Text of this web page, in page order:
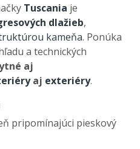
Tuscania je
dlažieb,
kameňa. Ponúka
a technických
aj
aj exteriéry.
pripomínajúci pieskový